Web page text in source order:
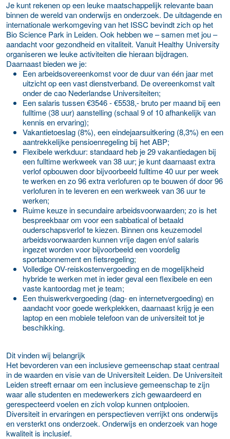
Je kunt rekenen op een leuke maatschappelijk relevante baan
binnen de wereld van onderwijs en onderzoek. De uitdagende en
internationale werkomgeving van het ISSC bevindt zich op het
Bio Science Park in Leiden. Ook hebben we – samen met jou –
aandacht voor gezondheid en vitaliteit. Vanuit Healthy University
organiseren we leuke activiteiten die hieraan bijdragen.
Daarnaast bieden we je:
Een arbeidsovereenkomst voor de duur van één jaar met
uitzicht op een vast dienstverband. De overeenkomst valt
onder de cao Nederlandse Universiteiten;
Een salaris tussen €3546 - €5538,- bruto per maand bij een
fulltime (38 uur) aanstelling (schaal 9 of 10 afhankelijk van
kennis en ervaring);
Vakantietoeslag (8%), een eindejaarsuitkering (8,3%) en een
aantrekkelijke pensioenregeling bij het ABP;
Flexibele werkduur: standaard heb je 29 vakantiedagen bij
een fulltime werkweek van 38 uur; je kunt daarnaast extra
verlof opbouwen door bijvoorbeeld fulltime 40 uur per week
te werken en zo 96 extra verlofuren op te bouwen óf door 96
verlofuren in te leveren en een werkweek van 36 uur te
werken;
Ruime keuze in secundaire arbeidsvoorwaarden; zo is het
bespreekbaar om voor een sabbatical of betaald
ouderschapsverlof te kiezen. Binnen ons keuzemodel
arbeidsvoorwaarden kunnen vrije dagen en/of salaris
ingezet worden voor bijvoorbeeld een voordelig
sportabonnement en fietsregeling;
Volledige OV-reiskostenvergoeding en de mogelijkheid
hybride te werken met in ieder geval een flexibele en een
vaste kantoordag met je team;
Een thuiswerkvergoeding (dag- en internetvergoeding) en
aandacht voor goede werkplekken, daarnaast krijg je een
laptop en een mobiele telefoon van de universiteit tot je
beschikking.
Dit vinden wij belangrijk
Het bevorderen van een inclusieve gemeenschap staat centraal
in de waarden en visie van de Universiteit Leiden. De Universiteit
Leiden streeft ernaar om een inclusieve gemeenschap te zijn
waar alle studenten en medewerkers zich gewaardeerd en
gerespecteerd voelen en zich volop kunnen ontplooien.
Diversiteit in ervaringen en perspectieven verrijkt ons onderwijs
en versterkt ons onderzoek. Onderwijs en onderzoek van hoge
kwaliteit is inclusief.